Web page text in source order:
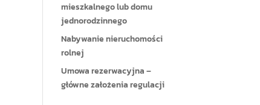
mieszkalnego lub domu
jednorodzinnego
Nabywanie nieruchomości
rolnej
Umowa rezerwacyjna –
główne założenia regulacji